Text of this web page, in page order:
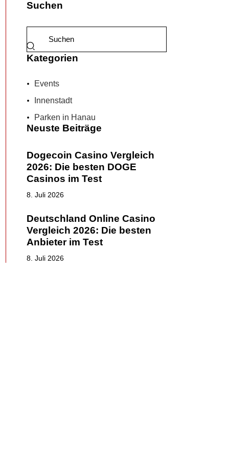
Suchen
Kategorien
Events
Innenstadt
Parken in Hanau
Neuste Beiträge
Dogecoin Casino Vergleich
2026: Die besten DOGE
Casinos im Test
8. Juli 2026
Deutschland Online Casino
Vergleich 2026: Die besten
Anbieter im Test
8. Juli 2026